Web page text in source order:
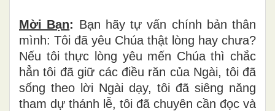
Mời Bạn: Bạn hãy tự vấn chính bản thân
mình: Tôi đã yêu Chúa thật lòng hay chưa?
Nếu tôi thực lòng yêu mến Chúa thì chắc
hẳn tôi đã giữ các điều răn của Ngài, tôi đã
sống theo lời Ngài dạy, tôi đã siêng năng
tham dự thánh lễ, tôi đã chuyên cần đọc và